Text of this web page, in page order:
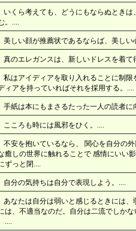
いくら考えても、どうにもならぬとき
。....
美しい顔が推薦状であるならば、美し
真のエレガンスは、新しいドレスを着
私はアイディアを取り入れることに制
ィアを持っていればそれを採用する。....
手紙は本にもまさるたった一人の読者
こころも時には風邪をひく。....
不安を抱いているなら、 関心を自分の
癒しの世界に触れることで 感情にいい
ずっと閉....
自分の気持ちは自分で表現しよう。....
あなたは自分は弱いと感じるときには
は、不適当なのだ。自分は二流でしか
....